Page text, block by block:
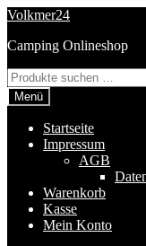
Zur
springen
Zum
springen
Volkmer24
Camping Onlineshop
Suchen
nach:
Menü
Startseite
Impressum
AGB
Warenkorb
Kasse
Mein Konto